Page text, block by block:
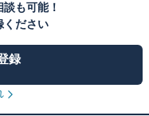
も可能！
ください
録